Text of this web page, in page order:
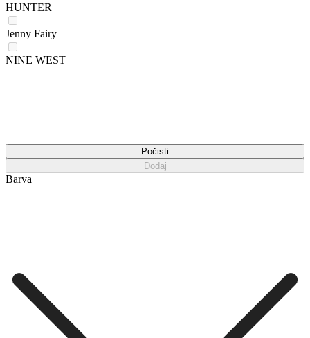
HUNTER
Jenny Fairy
NINE WEST
Počisti
Dodaj
Barva